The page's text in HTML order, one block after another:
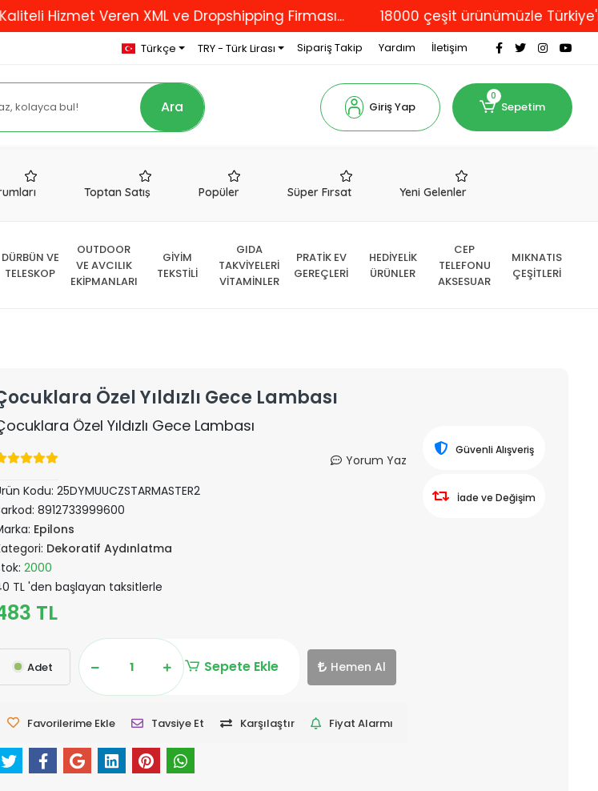
Veren XML ve Dropshipping Firması... 18000 çeşit ürünümüzle Türkiye'nin
Türkçe TRY - Türk Lirası Sipariş Takip Yardım İletişim
Ara Giriş Yap
0
Sepetim
Toptan Satış Popüler Süper Fırsat Yeni Gelenler
DÜRBÜN VE
TELESKOP
OUTDOOR
VE AVCILIK
EKİPMANLARI
GİYİM
TEKSTİLİ
GIDA
TAKVİYELERİ
VİTAMİNLER
PRATİK EV
GEREÇLERİ
HEDİYELİK
ÜRÜNLER
CEP
TELEFONU
AKSESUAR
MIKNATIS
ÇEŞİTLERİ
Özel Yıldızlı Gece Lambası
Özel Yıldızlı Gece Lambası
Yorum Yaz
Kodu:25DYMUUCZSTARMASTER2
8912733999600
Epilons
Dekoratif Aydınlatma
2000
TL 'den başlayan taksitlerle
TL
Adet Sepete Ekle Hemen Al
Favorilerime Ekle Tavsiye Et Karşılaştır Fiyat Alarmı
Güvenli Alışveriş
İade ve Değişim